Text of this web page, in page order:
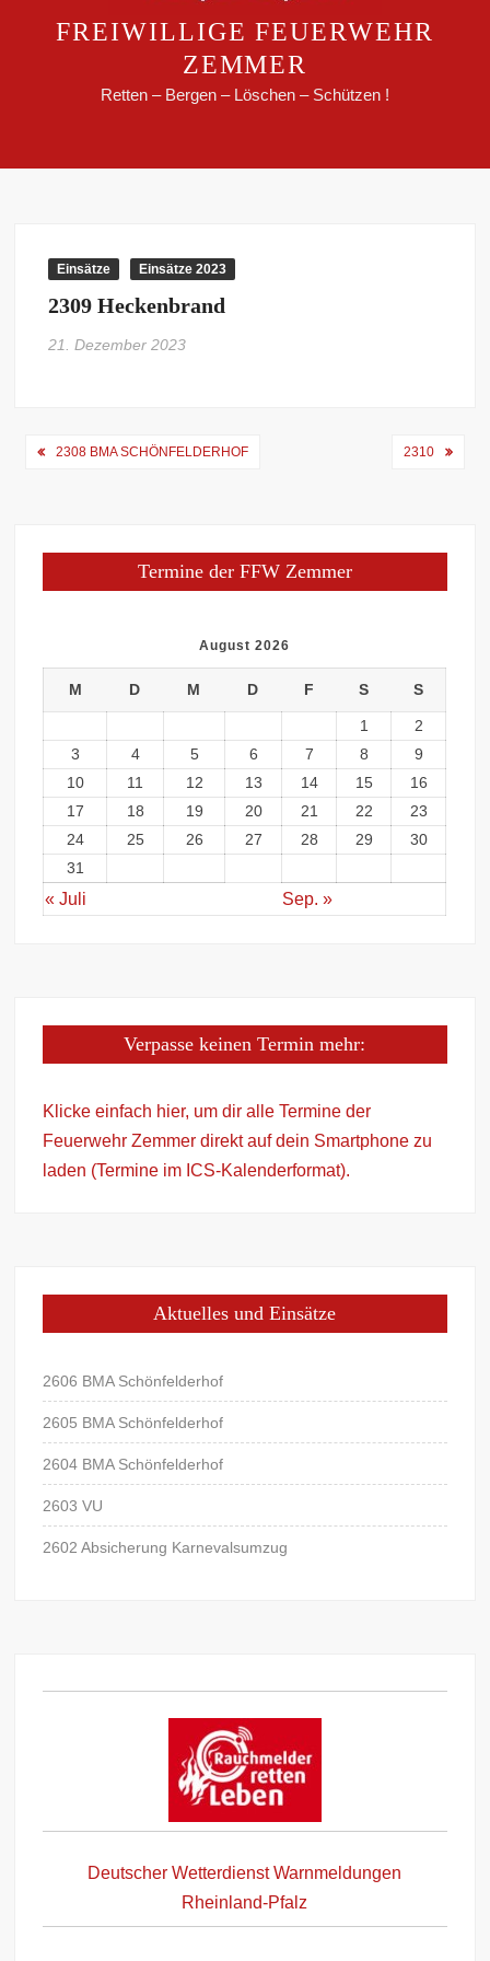
FREIWILLIGE FEUERWEHR
ZEMMER
Retten – Bergen – Löschen – Schützen !
Einsätze Einsätze 2023
2309 Heckenbrand
21. Dezember 2023
Beitragsnavigation
2308 BMA SCHÖNFELDERHOF 2310
Termine der FFW Zemmer
August 2026
M D M D F S S
1
2
3
4 5 6 7 8
9
10
11 12 13 14 15
16
17
18 19 20 21 22
23
24
25 26 27 28 29
30
31
« Juli Sep. »
Verpasse keinen Termin mehr:
Klicke einfach hier, um dir alle Termine der
Feuerwehr Zemmer direkt auf dein Smartphone zu
laden (Termine im ICS-Kalenderformat).
Aktuelles und Einsätze
2606 BMA Schönfelderhof
2605 BMA Schönfelderhof
2604 BMA Schönfelderhof
2603 VU
2602 Absicherung Karnevalsumzug
Deutscher Wetterdienst Warnmeldungen
Rheinland-Pfalz